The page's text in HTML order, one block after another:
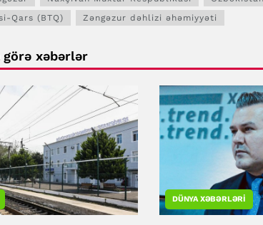
Qars (BTQ)
Zəngəzur dəhlizi əhəmiyyəti
görə xəbərlər
DÜNYA XƏBƏRLƏRI